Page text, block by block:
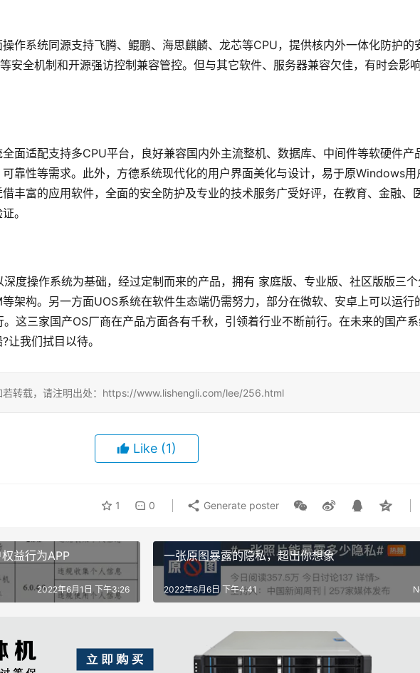
系统同源支持飞腾、鲲鹏、海思麒麟、龙芯等CPU，提供核内外一体化防护的
安全机制和开源强访控制兼容管控。但与其它软件、服务器兼容欠佳，有时会影
适配支持多CPU平台，良好兼容国内外主流整机、数据库、中间件等软硬件产
靠性等需求。此外，方德系统现代化的用户界面美化与设计，易于原Windows用
丰富的应用软件，全面的安全防护及专业的技术服务广受好评，在教育、金融、
。
操作系统为基础，经过定制而来的产品，拥有 家庭版、专业版、社区版版三个
架构。另一方面UOS系统在软件生态端仍需努力，部分在微软、安卓上可以运行
这三家国产OS厂商在产品方面各有千秋，引领着行业不断前行。在未来的国产
让我们拭目以待。
若转载，请注明出处：https://www.lishengli.com/lee/256.html
Like (1)
1 0 Generate poster
益行为APP
2022年6月1日 下午3:26
一张原图暴露的隐私，超出你想象
2022年6月6日 下午4:41